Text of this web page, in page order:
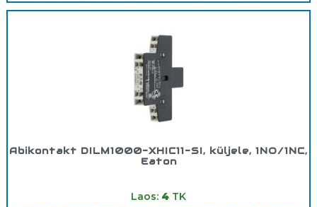
Abikontakt DILM1000-XHIC11-SI, küljele, 1NO/1NC,
Eaton
Laos: 4 TK